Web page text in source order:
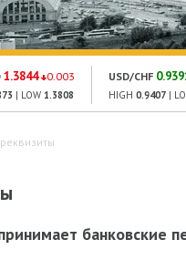
1.3844 0.003
| LOW 1.3808
USD/CHF
HIGH 0.9407 |
банковские